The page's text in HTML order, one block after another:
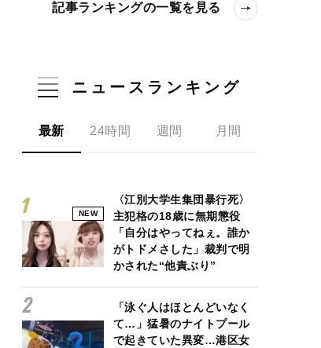
始動ライブで初めて理解した“歌詞の意味”
記事ランキングの一覧を見る
ニュースランキング
最新 24時間 週間 月間
NEW
〈江別大学生集団暴行死〉
主犯格の18歳に無期懲役
「自分はやってねぇ。誰か
がトドメさした」裁判で明
かされた“他責ぶり”
「泳ぐ人はほとんどいなく
て…」猛暑のナイトプール
で起きていた異変…港区女